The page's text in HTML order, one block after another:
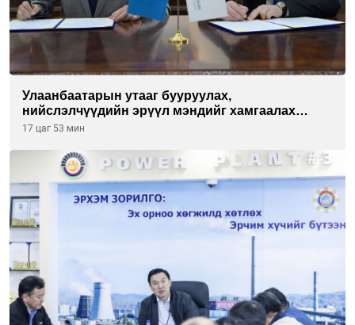
Улаанбаатарын утааг бууруулах,
нийслэлчүүдийн эрүүл мэндийг хамгаалах
төслийг “Чингис хаан баялгийн сан нэгдэл” ХХК-
17 цаг 53 мин